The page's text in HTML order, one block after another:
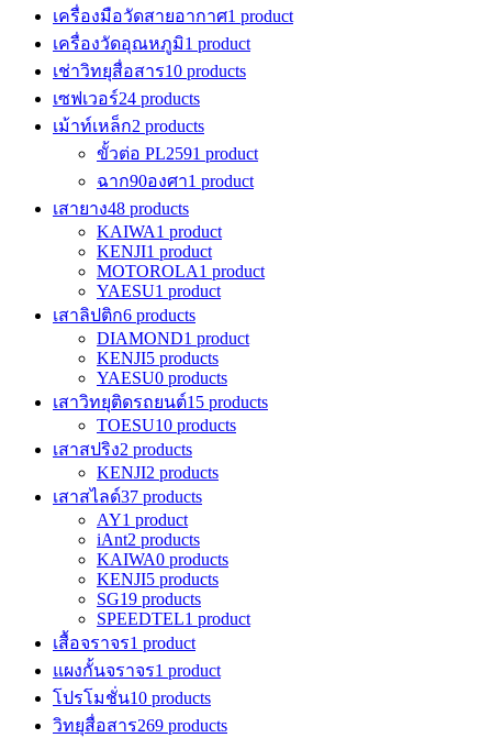
เครื่องมือวัดสายอากาศ1 product
เครื่องวัดอุณหภูมิ1 product
เช่าวิทยุสื่อสาร10 products
เซฟเวอร์24 products
เม้าท์เหล็ก2 products
ขั้วต่อ PL2591 product
ฉาก90องศา1 product
เสายาง48 products
KAIWA1 product
KENJI1 product
MOTOROLA1 product
YAESU1 product
เสาลิปติก6 products
DIAMOND1 product
KENJI5 products
YAESU0 products
เสาวิทยุติดรถยนต์15 products
TOESU10 products
เสาสปริง2 products
KENJI2 products
เสาสไลด์37 products
AY1 product
iAnt2 products
KAIWA0 products
KENJI5 products
SG19 products
SPEEDTEL1 product
เสื้อจราจร1 product
แผงกั้นจราจร1 product
โปรโมชั่น10 products
วิทยุสื่อสาร269 products